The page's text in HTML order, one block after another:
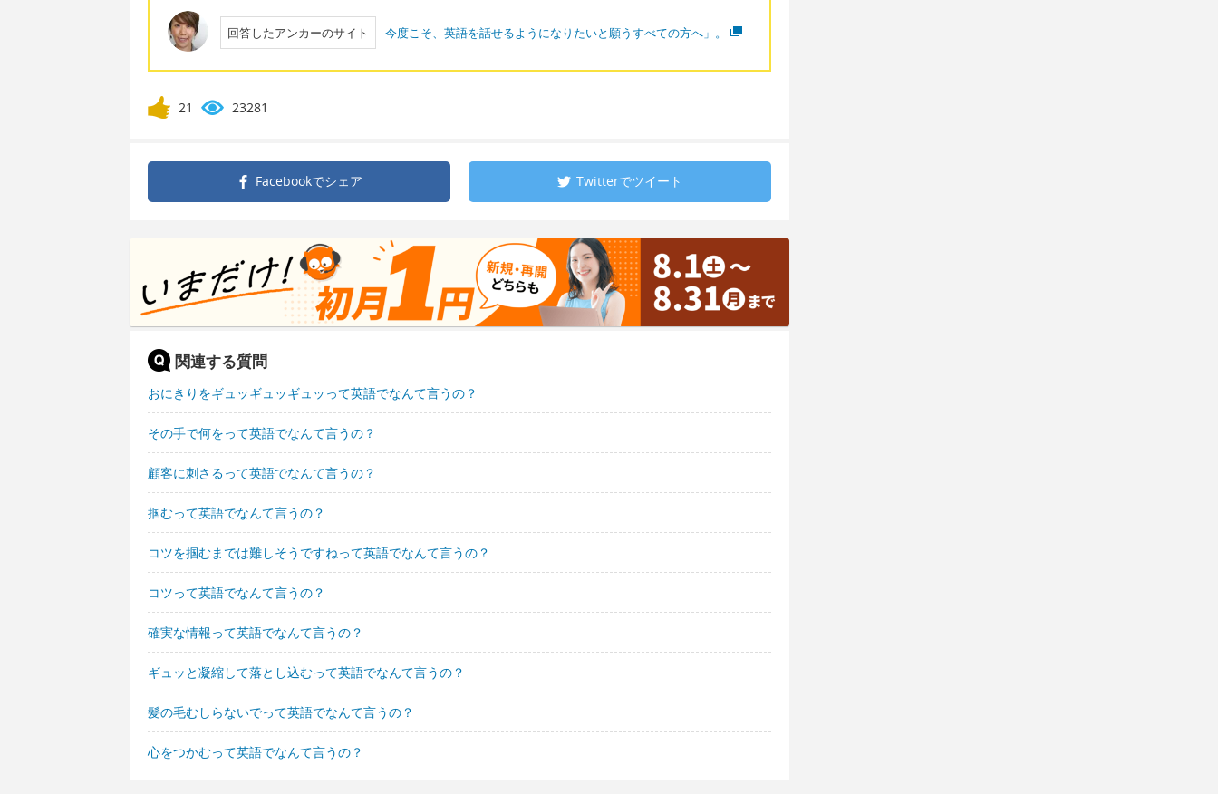
回答したアンカーのサイト 今度こそ、英語を話せるようになりたいと願うすべての方へ」。
21 23281
Facebookでシェア Twitterでツイート
関連する質問
おにきりをギュッギュッギュッって英語でなんて言うの？
その手で何をって英語でなんて言うの？
顧客に刺さるって英語でなんて言うの？
掴むって英語でなんて言うの？
コツを掴むまでは難しそうですねって英語でなんて言うの？
コツって英語でなんて言うの？
確実な情報って英語でなんて言うの？
ギュッと凝縮して落とし込むって英語でなんて言うの？
髪の毛むしらないでって英語でなんて言うの？
心をつかむって英語でなんて言うの？